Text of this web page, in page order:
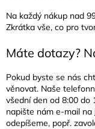
Na každý nákup nad
Zkrátka vše, co pro
Máte dotazy?
Pokud byste se nás
věnovat. Naše
všední den od 8:00 do
napište nám e-mail na
odepíšeme, popř.